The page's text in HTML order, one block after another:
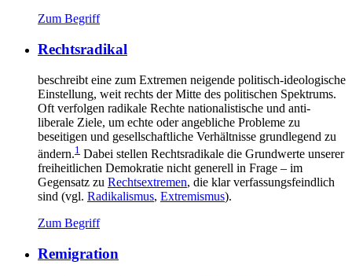
Zum Begriff
Rechtsradikal
beschreibt eine zum Extremen neigende politisch-ideologische
Einstellung, weit rechts der Mitte des politischen Spektrums.
Oft verfolgen radikale Rechte nationalistische und anti-
liberale Ziele, um echte oder angebliche Probleme zu
beseitigen und gesellschaftliche Verhältnisse grundlegend zu
ändern.1 Dabei stellen Rechtsradikale die Grundwerte unserer
freiheitlichen Demokratie nicht generell in Frage – im
Gegensatz zu Rechtsextremen, die klar verfassungsfeindlich
sind (vgl. Radikalismus, Extremismus).
Zum Begriff
Remigration